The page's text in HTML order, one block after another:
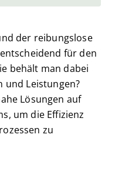
der reibungslose
für den
behält man dabei
und Leistungen?
Lösungen auf
um die Effizienz
zu